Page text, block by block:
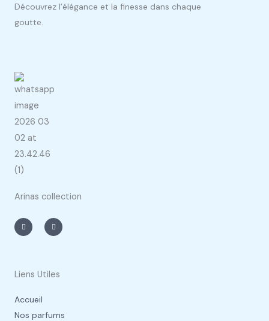
Découvrez l’élégance et la finesse dans chaque
goutte.
Arinas collection
n
s
t
m
a
c
e
-
f
Liens Utiles
Accueil
Nos parfums